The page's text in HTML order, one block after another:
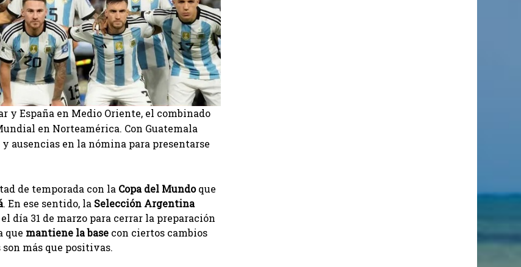
y España en Medio Oriente, el combinado
en Norteamérica. Con Guatemala
ausencias en la nómina para presentarse
de temporada con la Copa del Mundoque
. En ese sentido, la Selección Argentina
día 31 de marzo para cerrar la preparación
que mantiene la base con ciertos cambios
más que positivas.